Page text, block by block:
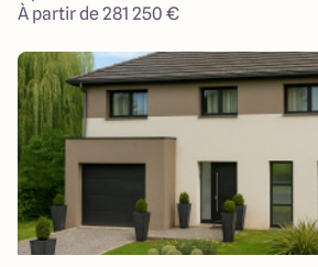
À partir de 281 250 €